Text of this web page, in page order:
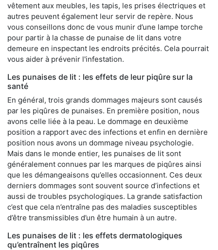
vêtement aux meubles, les tapis, les prises électriques et
autres peuvent également leur servir de repère. Nous
vous conseillons donc de vous munir d’une lampe torche
pour partir à la chasse de punaise de lit dans votre
demeure en inspectant les endroits précités. Cela pourrait
vous aider à prévenir l'infestation.
Les punaises de lit : les effets de leur piqûre sur la
santé
En général, trois grands dommages majeurs sont causés
par les piqûres de punaises. En première position, nous
avons celle liée à la peau. Le dommage en deuxième
position a rapport avec des infections et enfin en dernière
position nous avons un dommage niveau psychologie.
Mais dans le monde entier, les punaises de lit sont
généralement connues par les marques de piqûres ainsi
que les démangeaisons qu’elles occasionnent. Ces deux
derniers dommages sont souvent source d’infections et
aussi de troubles psychologiques. La grande satisfaction
c’est que cela n’entraîne pas des maladies susceptibles
d’être transmissibles d’un être humain à un autre.
Les punaises de lit : les effets dermatologiques
qu’entraînent les piqûres